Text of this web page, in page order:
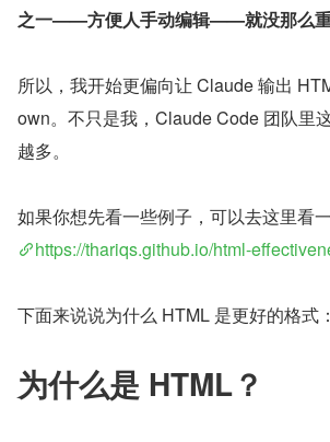
之一——方便人手动编辑——就没那么
所以，我开始更偏向让 Claude 输出
own。不只是我，Claude Code 团队里
越多。
如果你想先看一些例子，可以去这里看
https://thariqs.github.io/html-
下面来说说为什么 HTML 是更好的格式：
为什么是 HTML？